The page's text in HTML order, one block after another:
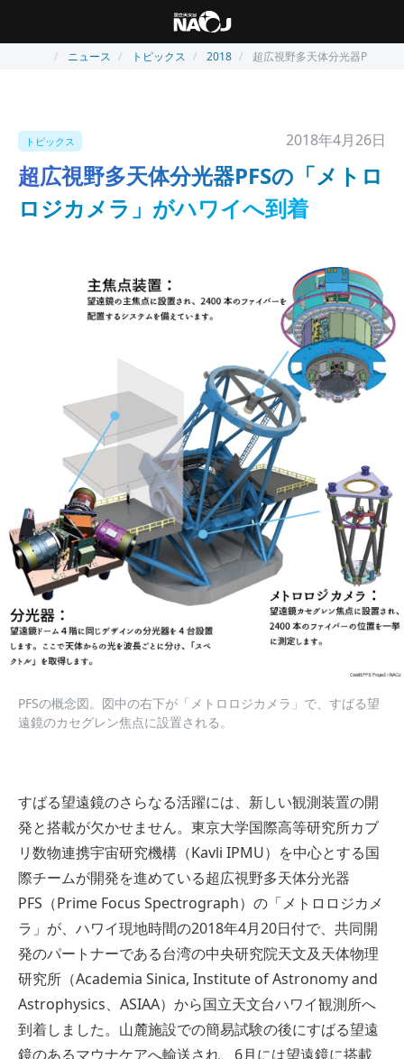
ニュース トピックス 2018 超広視野多天体分光器PFSの
トピックス 2018年4月26日
超広視野多天体分光器PFSの「メトロ
ロジカメラ」がハワイへ到着
PFSの概念図。図中の右下が「メトロロジカメラ」で、すばる望
遠鏡のカセグレン焦点に設置される。
すばる望遠鏡のさらなる活躍には、新しい観測装置の開
発と搭載が欠かせません。東京大学国際高等研究所カブ
リ数物連携宇宙研究機構（Kavli IPMU）を中心とする国
際チームが開発を進めている超広視野多天体分光器
PFS（Prime Focus Spectrograph）の「メトロロジカメ
ラ」が、ハワイ現地時間の2018年4月20日付で、共同開
発のパートナーである台湾の中央研究院天文及天体物理
研究所（Academia Sinica, Institute of Astronomy and
Astrophysics、ASIAA）から国立天文台ハワイ観測所へ
到着しました。山麓施設での簡易試験の後にすばる望遠
鏡のあるマウナケアへ輸送され、6月には望遠鏡に搭載